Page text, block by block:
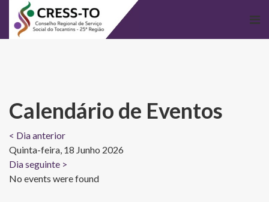
Calendário de Eventos
< Dia anterior
Quinta-feira, 18 Junho 2026
Dia seguinte >
No events were found